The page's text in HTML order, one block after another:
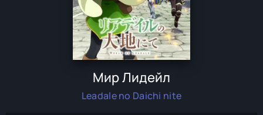
Мир Лидейл
Leadale no Daichi nite